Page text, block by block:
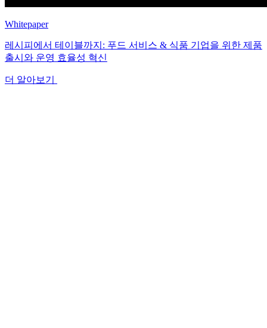
Whitepaper
레시피에서 테이블까지: 푸드 서비스 & 식품 기업을 위한 제품
출시와 운영 효율성 혁신
더 알아보기